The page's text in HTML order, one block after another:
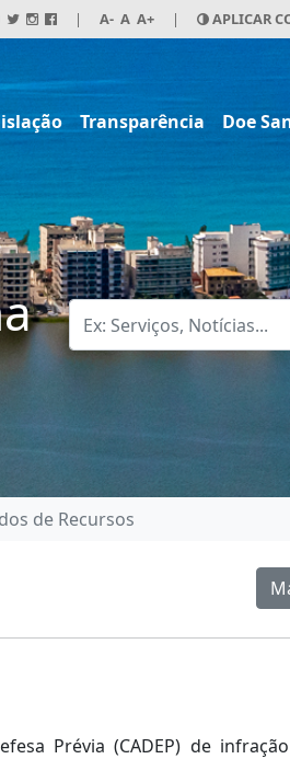
| A- A A+ | APLICAR
Transparência Doe
de Recursos
Prévia (CADEP) de